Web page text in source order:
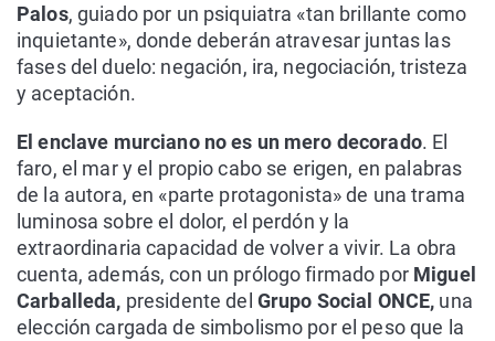
Palos, guiado por un psiquiatra «tan brillante como
inquietante», donde deberán atravesar juntas las
fases del duelo: negación, ira, negociación, tristeza
y aceptación.
El enclave murciano no es un mero decorado. El
faro, el mar y el propio cabo se erigen, en palabras
de la autora, en «parte protagonista» de una trama
luminosa sobre el dolor, el perdón y la
extraordinaria capacidad de volver a vivir. La obra
cuenta, además, con un prólogo firmado por Miguel
Carballeda, presidente del Grupo Social ONCE, una
elección cargada de simbolismo por el peso que la